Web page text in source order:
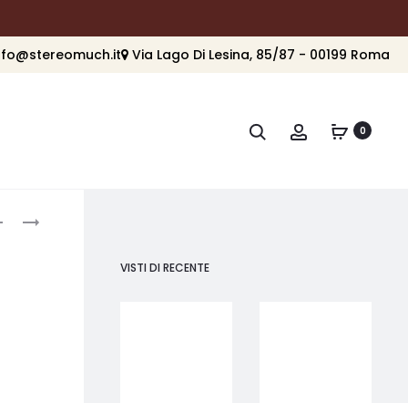
Via Lago Di Lesina, 85/87 - 00199 Roma
Cerca Account0
PARADIGM
PARADIGM
VISTI DI RECENTE